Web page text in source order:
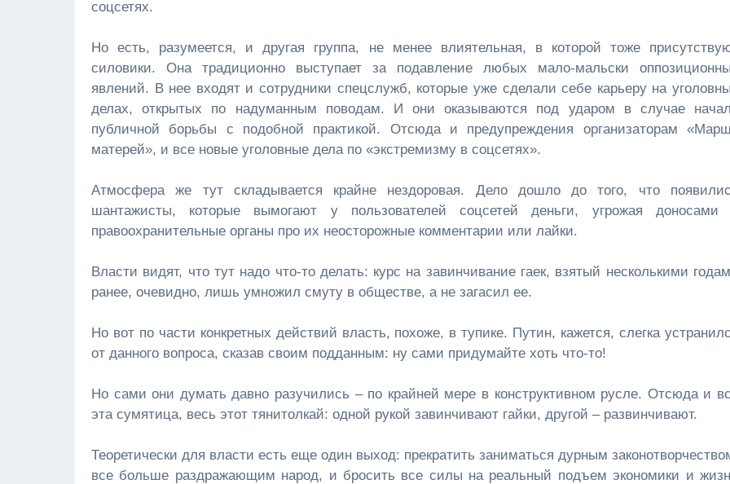
соцсетях.
Но есть, разумеется, и другая группа, не менее влиятельная, в которой тоже
силовики. Она традиционно выступает за подавление любых мало-мальски
явлений. В нее входят и сотрудники спецслужб, которые уже сделали себе карьеру на
делах, открытых по надуманным поводам. И они оказываются под ударом в случае
публичной борьбы с подобной практикой. Отсюда и предупреждения организаторам
матерей», и все новые уголовные дела по «экстремизму в соцсетях».
Атмосфера же тут складывается крайне нездоровая. Дело дошло до того, что
шантажисты, которые вымогают у пользователей соцсетей деньги, угрожая доносами
правоохранительные органы про их неосторожные комментарии или лайки.
Власти видят, что тут надо что-то делать: курс на завинчивание гаек, взятый несколькими
ранее, очевидно, лишь умножил смуту в обществе, а не загасил ее.
Но вот по части конкретных действий власть, похоже, в тупике. Путин, кажется, слегка
от данного вопроса, сказав своим подданным: ну сами придумайте хоть что-то!
Но сами они думать давно разучились – по крайней мере в конструктивном русле. Отсюда и
эта сумятица, весь этот тянитолкай: одной рукой завинчивают гайки, другой – развинчивают.
Теоретически для власти есть еще один выход: прекратить заниматься дурным
все больше раздражающим народ, и бросить все силы на реальный подъем экономики и